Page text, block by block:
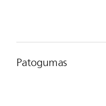
Patogumas